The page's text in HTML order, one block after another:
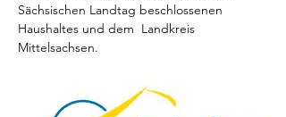
Sächsischen Landtag beschlossenen
Haushaltes und dem  Landkreis
Mittelsachsen.